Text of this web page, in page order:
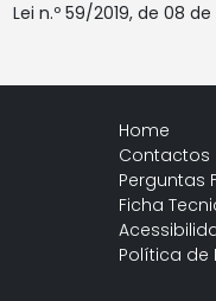
Lei n.º 59/2019, de 08
Home
Contactos
Perguntas
Ficha
Política de